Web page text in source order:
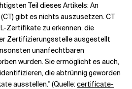
Teil dieses Artikels: An
gibt es nichts auszusetzen. CT
Zertifikate zu erkennen, die
Zertifizierungsstelle ausgestellt
unanfechtbaren
wurden. Sie ermöglicht es auch,
die abtrünnig geworden
ausstellen." (Quelle:certificate-